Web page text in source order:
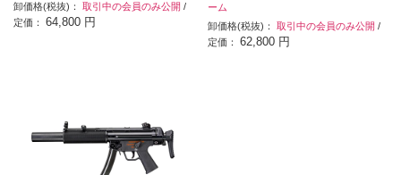
卸価格(税抜)： 取引中の会員のみ公開 /
定価： 64,800 円
ーム
卸価格(税抜)：取引中の会員のみ公開 /
定価：62,800 円